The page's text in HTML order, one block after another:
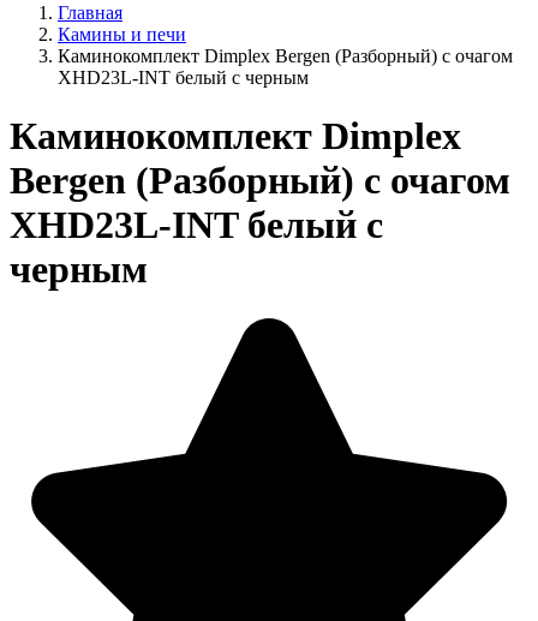
Главная
Камины и печи
Каминокомплект Dimplex Bergen (Разборный) с очагом
XHD23L-INT белый с черным
Каминокомплект Dimplex
Bergen (Разборный) с очагом
XHD23L-INT белый с
черным